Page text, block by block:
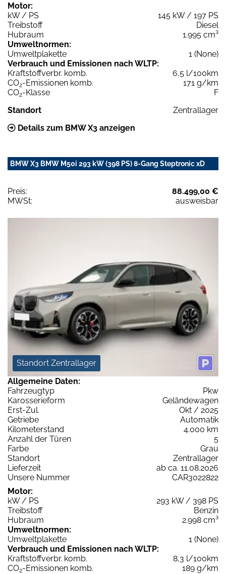
Motor:
kW / PS
145 kW / 197 PS
Treibstoff
Diesel
Hubraum
1.995 cm³
Umweltnormen:
Umweltplakette
1 (None)
Verbrauch und Emissionen nach WLTP:
Kraftstoffverbr. komb.
6,5 l/100km
CO2-Emissionen komb.
171 g/km
CO2-Klasse
F
Standort
Zentrallager
Details zum BMW X3 anzeigen
BMW X3 BMW M50i 293 kW (398 PS) 8-Gang Steptronic xD
Preis:
88.499,00 €
MWSt:
ausweisbar
Standort Zentrallager
Allgemeine Daten:
Fahrzeugtyp
Pkw
Karosserieform
Geländewagen
Erst-Zul.
Okt / 2025
Getriebe
Automatik
Kilometerstand
4.000 km
Anzahl der Türen
5
Farbe
Grau
Standort
Zentrallager
Lieferzeit
ab ca. 11.08.2026
Unsere Nummer
CAR3022822
Motor:
kW / PS
293 kW / 398 PS
Treibstoff
Benzin
Hubraum
2.998 cm³
Umweltnormen:
Umweltplakette
1 (None)
Verbrauch und Emissionen nach WLTP:
Kraftstoffverbr. komb.
8,3 l/100km
CO2-Emissionen komb.
189 g/km